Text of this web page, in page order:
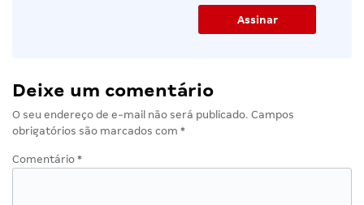
Deixe um comentário
O seu endereço de e-mail não será publicado. Campos
obrigatórios são marcados com *
Comentário *